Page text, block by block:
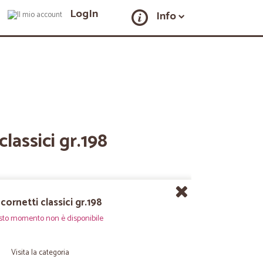
LogIn Info
gr.198
classici gr.198
momento non è disponibile
Visita la categoria